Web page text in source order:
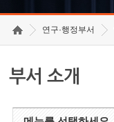
연구·행정부서
부서 소개